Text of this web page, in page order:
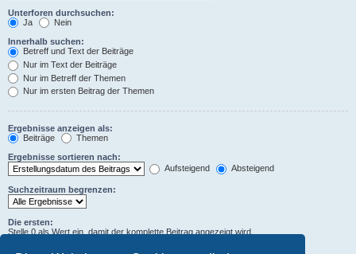
Unterforen durchsuchen:
Ja
Nein
Innerhalb suchen:
Betreff und Text der Beiträge
Nur im Text der Beiträge
Nur im Betreff der Themen
Nur im ersten Beitrag der Themen
Ergebnisse anzeigen als:
Beiträge
Themen
Ergebnisse sortieren nach:
Aufsteigend
Absteigend
Suchzeitraum begrenzen:
Die ersten:
Stelle 0 als Wert ein, damit der komplette Beitrag angezeigt wird.